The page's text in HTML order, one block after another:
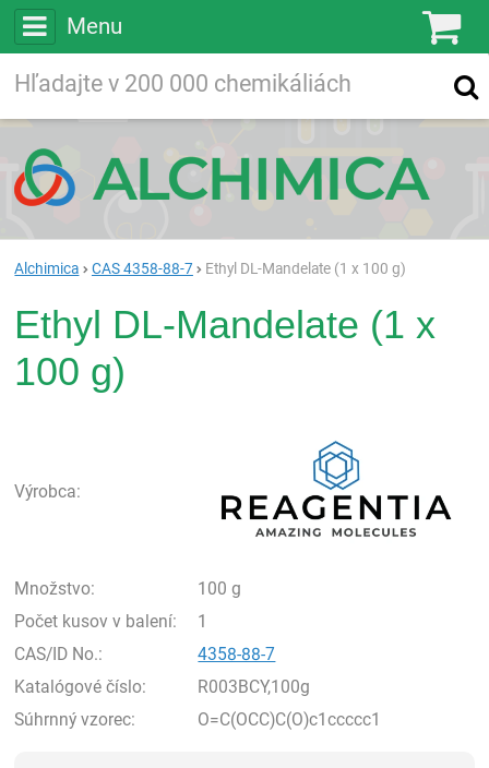
Menu
Vyhľadávanie
Alchimica CAS 4358-88-7 Ethyl DL-Mandelate (1 x 100 g)
Ethyl DL-Mandelate (1 x
100 g)
Výrobca:
Množstvo:
100 g
Počet kusov v balení:
1
CAS/ID No.:
4358-88-7
Katalógové číslo:
R003BCY,100g
Súhrnný vzorec:
O=C(OCC)C(O)c1ccccc1